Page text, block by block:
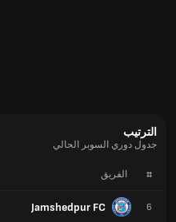
الترتيب
جدول دوري السوبر الحالي
# الفريق
6
Jamshedpur FC